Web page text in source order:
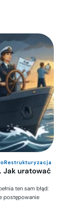
Restrukturyzacja
Jak uratować
ten sam błąd:
postępowanie